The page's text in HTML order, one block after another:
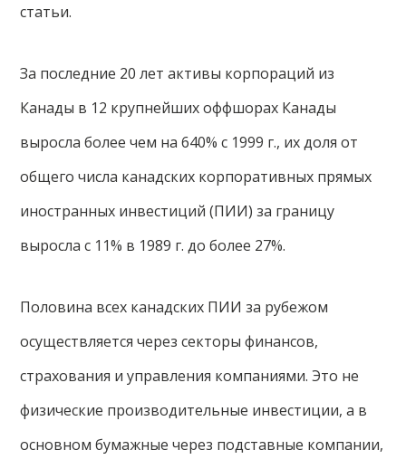
статьи.
За последние 20 лет активы корпораций из
Канады в 12 крупнейших оффшорах Канады
выросла более чем на 640% с 1999 г., их доля от
общего числа канадских корпоративных прямых
иностранных инвестиций (ПИИ) за границу
выросла с 11% в 1989 г. до более 27%.
Половина всех канадских ПИИ за рубежом
осуществляется через секторы финансов,
страхования и управления компаниями. Это не
физические производительные инвестиции, а в
основном бумажные через подставные компании,